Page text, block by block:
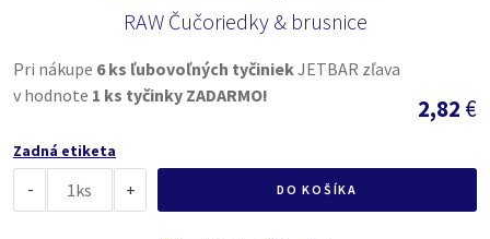
RAW Čučoriedky & brusnice
Pri nákupe 6 ks ľubovoľných tyčiniekJETBAR zľava
v hodnote 1 ks tyčinky ZADARMO! 2,82 €
Zadná etiketa
- ks + DO KOŠÍKA